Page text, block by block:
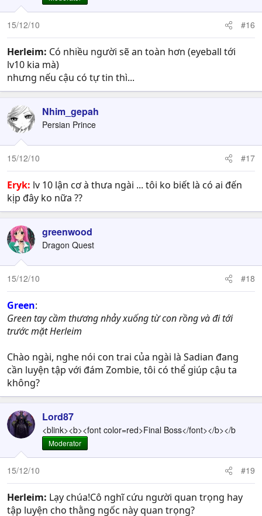
15/12/10 #16
Herleim: Có nhiều người sẽ an toàn hơn (eyeball tới
lv10 kia mà)
nhưng nếu cậu có tự tin thì...
Nhim_gepah
Persian Prince
15/12/10 #17
Eryk: lv 10 lận cơ à thưa ngài ... tôi ko biết là có ai đến
kịp đây ko nữa ??
greenwood
Dragon Quest
15/12/10 #18
Green:
Green tay cầm thương nhảy xuống từ con rồng và đi tới
trước mặt Herleim
Chào ngài, nghe nói con trai của ngài là Sadian đang
cần luyện tập với đám Zombie, tôi có thể giúp cậu ta
không?
Lord87
<blink><b><font color=red>Final Boss</font></b></b
Moderator
15/12/10 #19
Herleim: Lạy chúa!Cô nghĩ cứu người quan trọng hay
tập luyện cho thằng ngốc này quan trọng?